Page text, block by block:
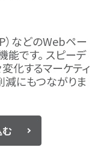
）などのWebペー
です。 スピーデ
化するマーケティ
減にもつながりま